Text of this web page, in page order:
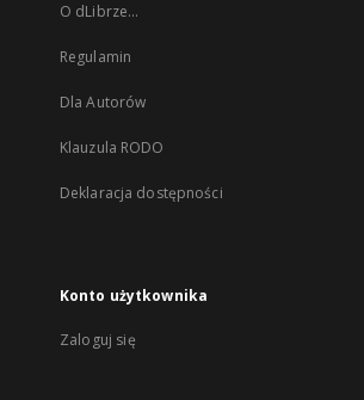
O dLibrze...
Regulamin
Dla Autorów
Klauzula RODO
Deklaracja dostępności
Konto użytkownika
Zaloguj się